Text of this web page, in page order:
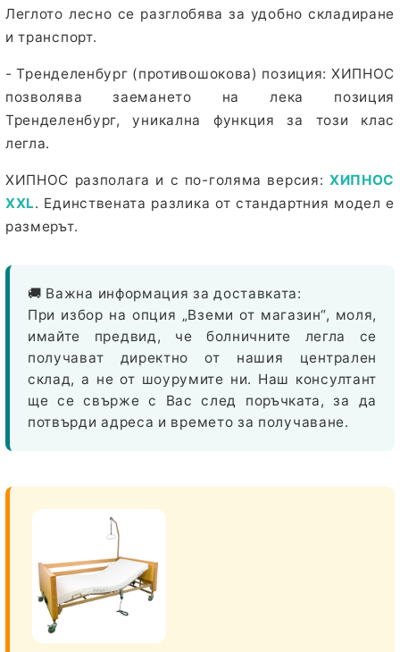
Леглото лесно се разглобява за удобно складиране
и транспорт.
- Тренделенбург (противошокова) позиция: ХИПНОС
позволява заемането на лека позиция
Тренделенбург, уникална функция за този клас
легла.
ХИПНОС разполага и с по-голяма версия: ХИПНОС
XXL. Единствената разлика от стандартния модел е
размерът.
🚚 Важна информация за доставката:
При избор на опция „Вземи от магазин“, моля,
имайте предвид, че болничните легла се
получават директно от нашия централен
склад, а не от шоурумите ни. Наш консултант
ще се свърже с Вас след поръчката, за да
потвърди адреса и времето за получаване.